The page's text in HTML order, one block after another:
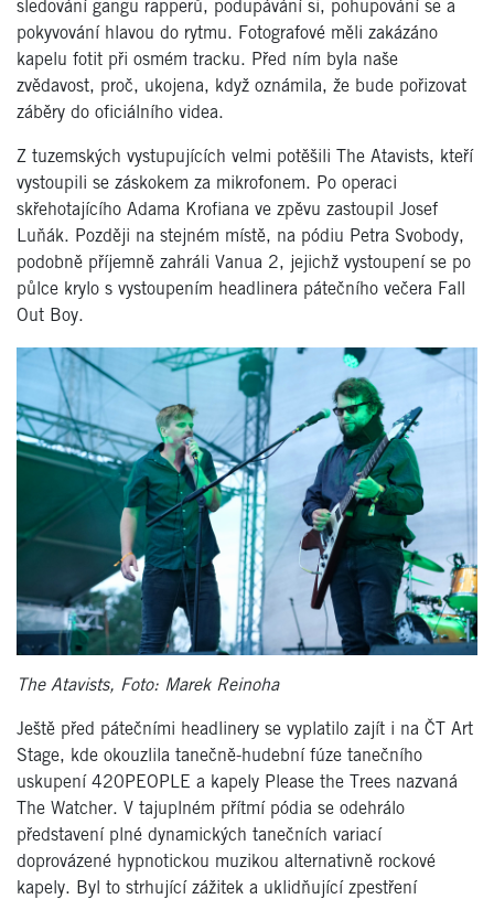
sledování gangu rapperů, podupávání si, pohupování se a
pokyvování hlavou do rytmu. Fotografové měli zakázáno
kapelu fotit při osmém tracku. Před ním byla naše
zvědavost, proč, ukojena, když oznámila, že bude pořizovat
záběry do oficiálního videa.
Z tuzemských vystupujících velmi potěšili The Atavists, kteří
vystoupili se záskokem za mikrofonem. Po operaci
skřehotajícího Adama Krofiana ve zpěvu zastoupil Josef
Luňák. Později na stejném místě, na pódiu Petra Svobody,
podobně příjemně zahráli Vanua 2, jejichž vystoupení se po
půlce krylo s vystoupením headlinera pátečního večera Fall
Out Boy.
The Atavists, Foto: Marek Reinoha
Ještě před pátečními headlinery se vyplatilo zajít i na ČT Art
Stage, kde okouzlila tanečně-hudební fúze tanečního
uskupení 420PEOPLE a kapely Please the Trees nazvaná
The Watcher. V tajuplném přítmí pódia se odehrálo
představení plné dynamických tanečních variací
doprovázené hypnotickou muzikou alternativně rockové
kapely. Byl to strhující zážitek a uklidňující zpestření